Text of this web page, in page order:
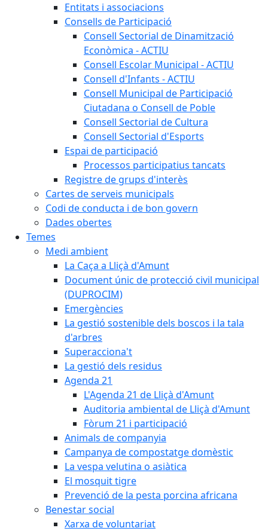
Entitats i associacions
Consells de Participació
Consell Sectorial de Dinamització
Econòmica - ACTIU
Consell Escolar Municipal - ACTIU
Consell d'Infants - ACTIU
Consell Municipal de Participació
Ciutadana o Consell de Poble
Consell Sectorial de Cultura
Consell Sectorial d'Esports
Espai de participació
Processos participatius tancats
Registre de grups d'interès
Cartes de serveis municipals
Codi de conducta i de bon govern
Dades obertes
Temes
Medi ambient
La Caça a Lliçà d'Amunt
Document únic de protecció civil municipal
(DUPROCIM)
Emergències
La gestió sostenible dels boscos i la tala
d'arbres
Superacciona't
La gestió dels residus
Agenda 21
L'Agenda 21 de Lliçà d'Amunt
Auditoria ambiental de Lliçà d'Amunt
Fòrum 21 i participació
Animals de companyia
Campanya de compostatge domèstic
La vespa velutina o asiàtica
El mosquit tigre
Prevenció de la pesta porcina africana
Benestar social
Xarxa de voluntariat